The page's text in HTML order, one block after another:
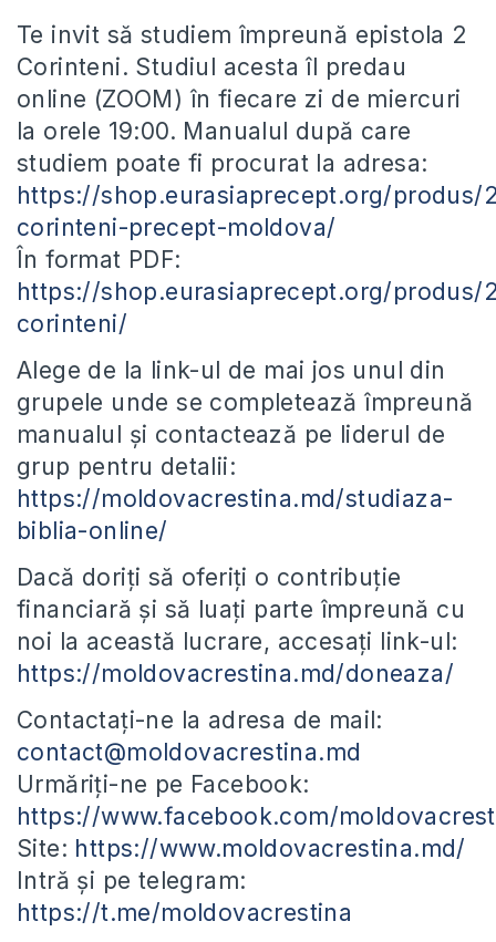
Te invit să studiem împreună epistola 2
Corinteni. Studiul acesta îl predau
online (ZOOM) în fiecare zi de miercuri
la orele 19:00. Manualul după care
studiem poate fi procurat la adresa:
https://shop.eurasiaprecept.org/produs/
corinteni-precept-moldova/
În format PDF:
https://shop.eurasiaprecept.org/produs/
corinteni/
Alege de la link-ul de mai jos unul din
grupele unde se completează împreună
manualul și contactează pe liderul de
grup pentru detalii:
https://moldovacrestina.md/studiaza-
biblia-online/
Dacă doriți să oferiți o contribuție
financiară și să luați parte împreună cu
noi la această lucrare, accesați link-ul:
https://moldovacrestina.md/doneaza/
Contactați-ne la adresa de mail:
contact@moldovacrestina.md
Urmăriți-ne pe Facebook:
https://www.facebook.com/
Site: https://www.moldovacrestina.md/
Intră și pe telegram:
https://t.me/moldovacrestina